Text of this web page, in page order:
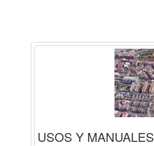
USOS Y MANUALES